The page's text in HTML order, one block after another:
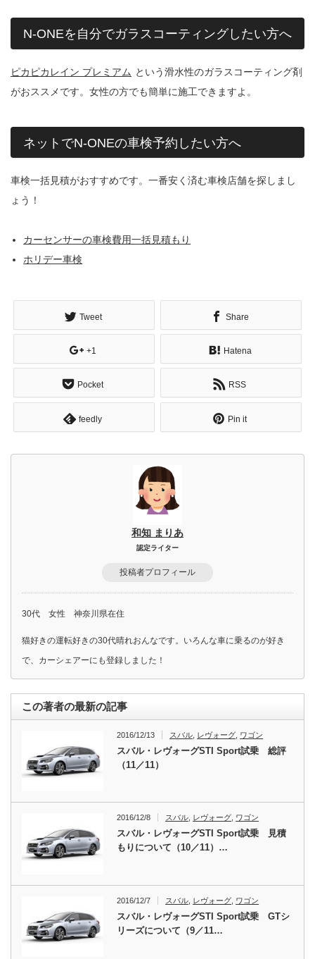
N-ONEを自分でガラスコーティングしたい方へ
ピカピカレイン プレミアム という滑水性のガラスコーティング剤
がおススメです。女性の方でも簡単に施工できますよ。
ネットでN-ONEの車検予約したい方へ
車検一括見積がおすすめです。一番安く済む車検店舗を探しまし
ょう！
カーセンサーの車検費用一括見積もり
ホリデー車検
Tweet Share
+1 Hatena
Pocket RSS
feedly Pin it
和知 まりあ
認定ライター
投稿者プロフィール
30代 女性 神奈川県在住
猫好きの運転好きの30代晴れおんなです。いろんな車に乗るのが好き
で、カーシェアーにも登録しました！
この著者の最新の記事
2016/12/13 スバル レヴォーグ ワゴン
スバル・レヴォーグSTI Sport試乗 総評
（11／11）
2016/12/8 スバル レヴォーグ ワゴン
スバル・レヴォーグSTI Sport試乗 見積
もりについて（10／11）…
2016/12/7 スバル レヴォーグ ワゴン
スバル・レヴォーグSTI Sport試乗 GTシ
リーズについて（9／11…